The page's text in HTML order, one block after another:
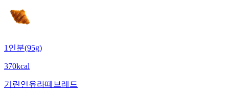
1인분(95g)
370kcal
기린연유라떼브레드